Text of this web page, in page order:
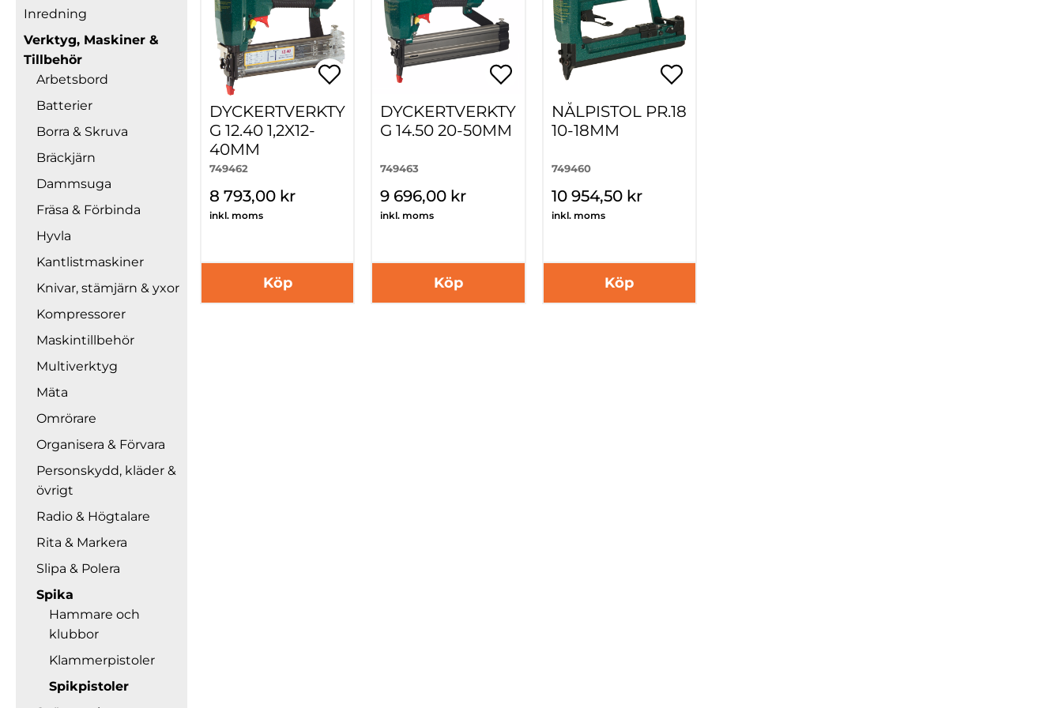
Inredning
Verktyg, Maskiner &
Tillbehör
Arbetsbord
Batterier
Borra & Skruva
Bräckjärn
Dammsuga
Fräsa & Förbinda
Hyvla
Kantlistmaskiner
Knivar, stämjärn & yxor
Kompressorer
Maskintillbehör
Multiverktyg
Mäta
Omrörare
Organisera & Förvara
Personskydd, kläder &
övrigt
Radio & Högtalare
Rita & Markera
Slipa & Polera
Spika
Hammare och
klubbor
Klammerpistoler
Spikpistoler
DYCKERTVERKTY
G 12.40 1,2X12-
40MM
749462
8 793,00 kr
inkl. moms
Köp
DYCKERTVERKTY
G 14.50 20-50MM
749463
9 696,00 kr
inkl. moms
Köp
NÅLPISTOL PR.18
10-18MM
749460
10 954,50 kr
inkl. moms
Köp